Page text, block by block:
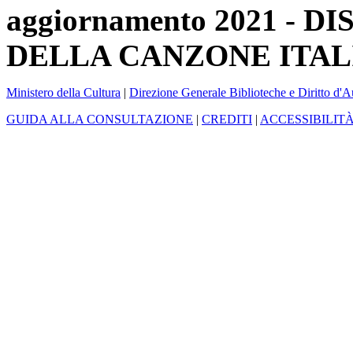
aggiornamento 2021 -
DELLA CANZONE
Ministero della Cultura | Direzione Generale Biblioteche e Diritto
GUIDA ALLA CONSULTAZIONE | CREDITI |